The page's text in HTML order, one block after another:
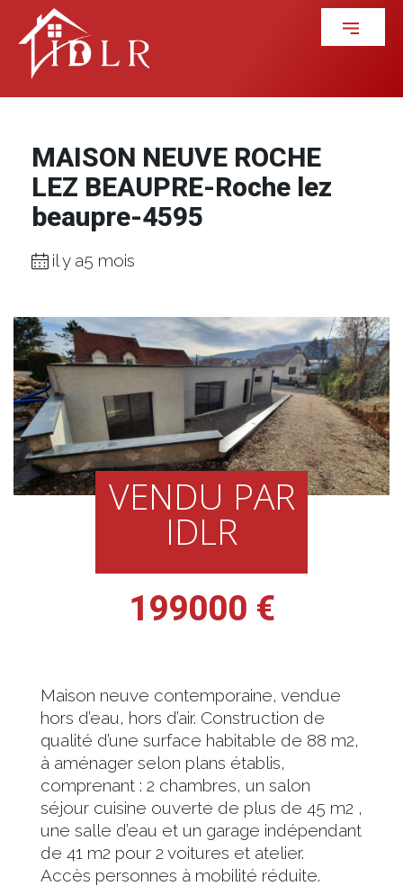
MAISON NEUVE ROCHE
LEZ BEAUPRE-Roche lez
beaupre-4595
il y a5 mois
VENDU PAR
IDLR
199000 €
Maison neuve contemporaine, vendue
hors d’eau, hors d’air. Construction de
qualité d’une surface habitable de 88 m2,
à aménager selon plans établis,
comprenant : 2 chambres, un salon
séjour cuisine ouverte de plus de 45 m2 ,
une salle d’eau et un garage indépendant
de 41 m2 pour 2 voitures et atelier.
Accès personnes à mobilité réduite.